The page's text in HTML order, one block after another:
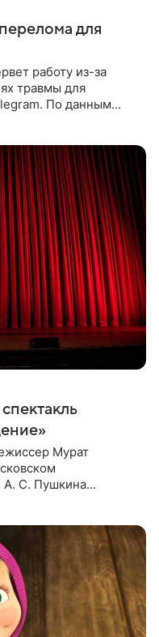
для
работу из-за
травмы для
По данным
Мурат
А. С. Пушкина